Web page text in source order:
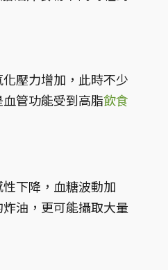
壓力增加，此時不少
管功能受到高脂飲食
下降，血糖波動加
油，更可能攝取大量